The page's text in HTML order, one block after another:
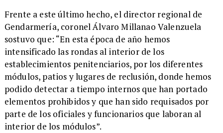
​Frente a este último hecho, el director regional de
Gendarmería, coronel Álvaro Millanao Valenzuela
sostuvo que: “En esta época de año hemos
intensificado las rondas al interior de los
establecimientos penitenciarios, por los diferentes
módulos, patios y lugares de reclusión, donde hemos
podido detectar a tiempo internos que han portado
elementos prohibidos y que han sido requisados por
parte de los oficiales y funcionarios que laboran al
interior de los módulos”.